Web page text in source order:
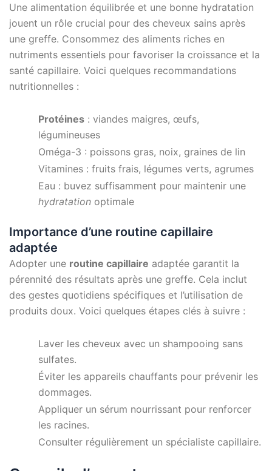
Une alimentation équilibrée et une bonne hydratation
jouent un rôle crucial pour des cheveux sains après
une greffe. Consommez des aliments riches en
nutriments essentiels pour favoriser la croissance et la
santé capillaire. Voici quelques recommandations
nutritionnelles :
Protéines: viandes maigres, œufs,
légumineuses
Oméga-3 : poissons gras, noix, graines de lin
Vitamines : fruits frais, légumes verts, agrumes
Eau : buvez suffisamment pour maintenir une
hydratationoptimale
Importance d’une routine capillaire
adaptée
Adopter une routine capillaire adaptée garantit la
pérennité des résultats après une greffe. Cela inclut
des gestes quotidiens spécifiques et l’utilisation de
produits doux. Voici quelques étapes clés à suivre :
Laver les cheveux avec un shampooing sans
sulfates.
Éviter les appareils chauffants pour prévenir les
dommages.
Appliquer un sérum nourrissant pour renforcer
les racines.
Consulter régulièrement un spécialiste capillaire.